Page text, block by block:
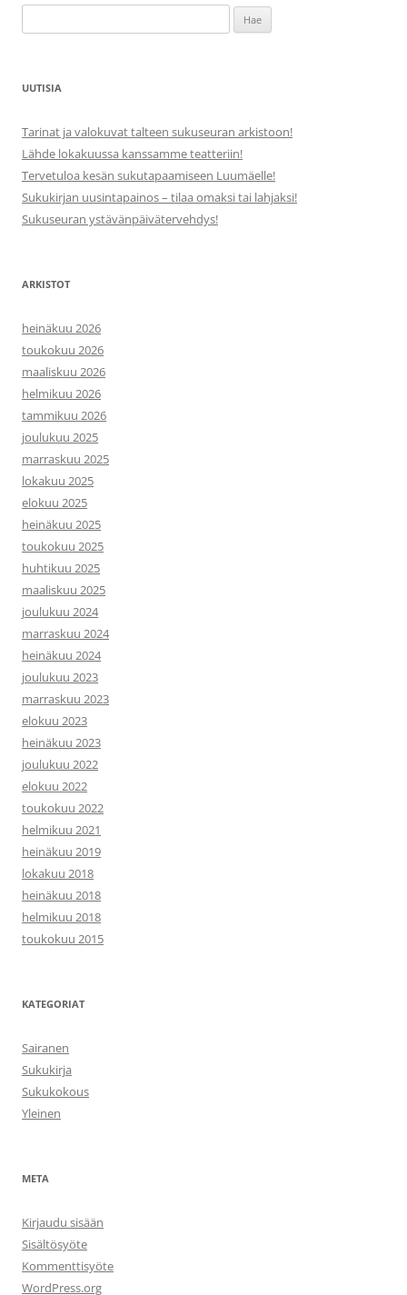
UUTISIA
Tarinat ja valokuvat talteen sukuseuran arkistoon!
Lähde lokakuussa kanssamme teatteriin!
Tervetuloa kesän sukutapaamiseen Luumäelle!
Sukukirjan uusintapainos – tilaa omaksi tai lahjaksi!
Sukuseuran ystävänpäivätervehdys!
ARKISTOT
heinäkuu 2026
toukokuu 2026
maaliskuu 2026
helmikuu 2026
tammikuu 2026
joulukuu 2025
marraskuu 2025
lokakuu 2025
elokuu 2025
heinäkuu 2025
toukokuu 2025
huhtikuu 2025
maaliskuu 2025
joulukuu 2024
marraskuu 2024
heinäkuu 2024
joulukuu 2023
marraskuu 2023
elokuu 2023
heinäkuu 2023
joulukuu 2022
elokuu 2022
toukokuu 2022
helmikuu 2021
heinäkuu 2019
lokakuu 2018
heinäkuu 2018
helmikuu 2018
toukokuu 2015
KATEGORIAT
Sairanen
Sukukirja
Sukukokous
Yleinen
META
Kirjaudu sisään
Sisältösyöte
Kommenttisyöte
WordPress.org